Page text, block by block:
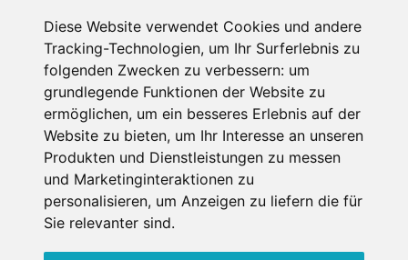
Diese Website verwendet Cookies und andere
Tracking-Technologien, um Ihr Surferlebnis zu
folgenden Zwecken zu verbessern: um
grundlegende Funktionen der Website zu
ermöglichen, um ein besseres Erlebnis auf der
Website zu bieten, um Ihr Interesse an unseren
Produkten und Dienstleistungen zu messen
und Marketinginteraktionen zu
personalisieren, um Anzeigen zu liefern die für
Sie relevanter sind.
Gesamtpreis ab€ 104,-
für 1 Pers./ Nacht
Jetzt buchen